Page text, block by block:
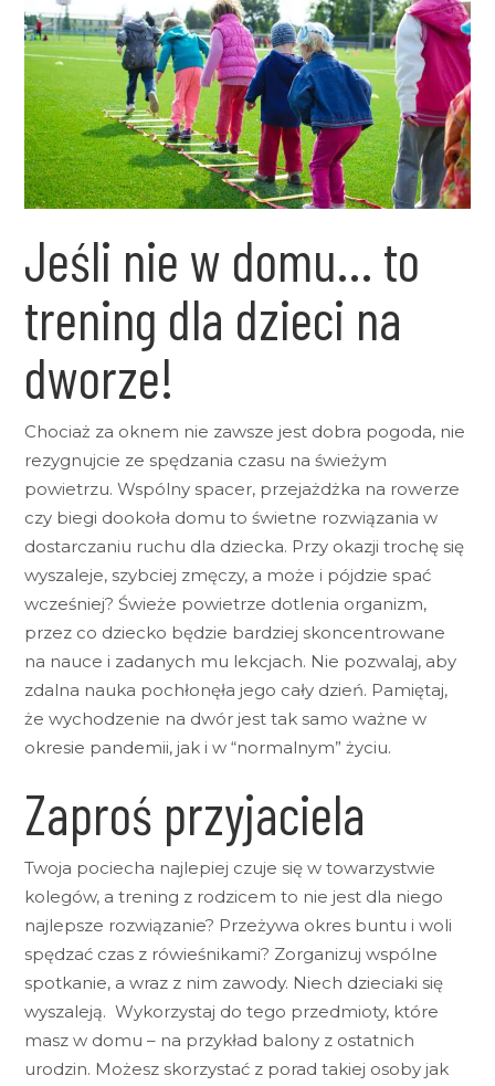
Jeśli nie w domu… to
trening dla dzieci na
dworze!
Chociaż za oknem nie zawsze jest dobra pogoda, nie
rezygnujcie ze spędzania czasu na świeżym
powietrzu. Wspólny spacer, przejażdżka na rowerze
czy biegi dookoła domu to świetne rozwiązania w
dostarczaniu ruchu dla dziecka. Przy okazji trochę się
wyszaleje, szybciej zmęczy, a może i pójdzie spać
wcześniej? Świeże powietrze dotlenia organizm,
przez co dziecko będzie bardziej skoncentrowane
na nauce i zadanych mu lekcjach. Nie pozwalaj, aby
zdalna nauka pochłonęła jego cały dzień. Pamiętaj,
że wychodzenie na dwór jest tak samo ważne w
okresie pandemii, jak i w “normalnym” życiu.
Zaproś przyjaciela
Twoja pociecha najlepiej czuje się w towarzystwie
kolegów, a trening z rodzicem to nie jest dla niego
najlepsze rozwiązanie? Przeżywa okres buntu i woli
spędzać czas z rówieśnikami? Zorganizuj wspólne
spotkanie, a wraz z nim zawody. Niech dzieciaki się
wyszaleją. Wykorzystaj do tego przedmioty, które
masz w domu – na przykład balony z ostatnich
urodzin. Możesz skorzystać z porad takiej osoby jak